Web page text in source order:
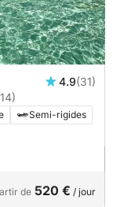
4.9(31)
Semi-rigides
de 520 € / jour